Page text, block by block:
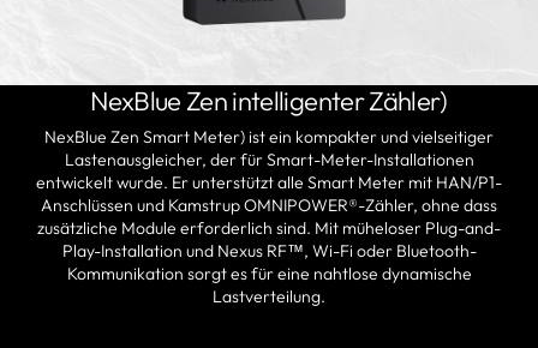
Galerieansicht
NexBlue Zen intelligenter Zähler)
NexBlue Zen Smart Meter) ist ein kompakter und vielseitiger
Lastenausgleicher, der für Smart-Meter-Installationen
entwickelt wurde. Er unterstützt alle Smart Meter mit HAN/P1-
Anschlüssen und Kamstrup OMNIPOWER®-Zähler, ohne dass
zusätzliche Module erforderlich sind. Mit müheloser Plug-and-
Play-Installation und Nexus RF™, Wi-Fi oder Bluetooth-
Kommunikation sorgt es für eine nahtlose dynamische
Lastverteilung.